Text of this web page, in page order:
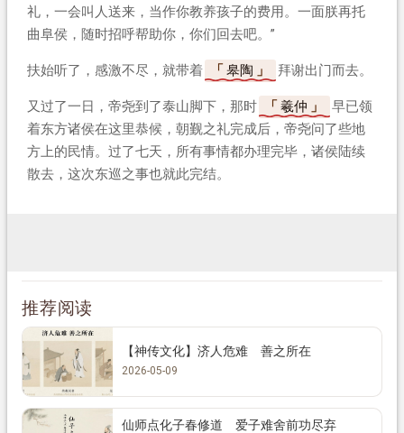
礼，一会叫人送来，当作你教养孩子的费用。一面朕再托
曲阜侯，随时招呼帮助你，你们回去吧。”
扶始听了，感激不尽，就带着 皋陶 拜谢出门而去。
又过了一日，帝尧到了泰山脚下，那时 羲仲
早已领
着东方诸侯在这里恭候，朝觐之礼完成后，帝尧问了些地
方上的民情。过了七天，所有事情都办理完毕，诸侯陆续
散去，这次东巡之事也就此完结。
推荐阅读
【神传文化】济人危难 善之所在
2026-05-09
仙师点化子春修道 爱子难舍前功尽弃